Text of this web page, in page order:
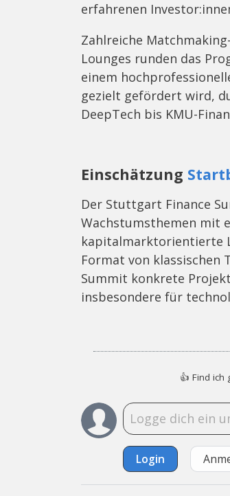
erfahrenen
Zahlreiche
Lounges runden das
einem
gezielt gefördert wird,
DeepTech bis KMU-
Einschätzung
Der Stuttgart Finance
Wachstumsthemen mit
kapitalmarktorientierte
Format von klassischen
Summit konkrete
insbesondere für
👍 Find ich
Login